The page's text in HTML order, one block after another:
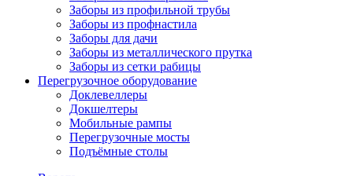
Заборы из профильной трубы
Заборы из профнастила
Заборы для дачи
Заборы из металлического прутка
Заборы из сетки рабицы
Перегрузочное оборудование
Доклевеллеры
Докшелтеры
Мобильные рампы
Перегрузочные мосты
Подъёмные столы